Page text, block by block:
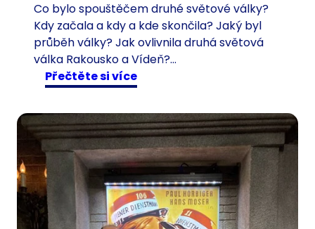
Co bylo spouštěčem druhé světové války?
Kdy začala a kdy a kde skončila? Jaký byl
průběh války? Jak ovlivnila druhá světová
válka Rakousko a Vídeň?…
Přečtěte si více:
D
r
u
h
á
s
v
ě